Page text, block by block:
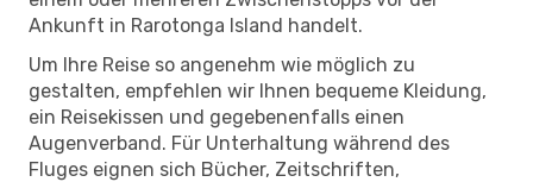
Ankunft in Rarotonga Island handelt.
Um Ihre Reise so angenehm wie möglich zu
gestalten, empfehlen wir Ihnen bequeme Kleidung,
ein Reisekissen und gegebenenfalls einen
Augenverband. Für Unterhaltung während des
Fluges eignen sich Bücher, Zeitschriften,